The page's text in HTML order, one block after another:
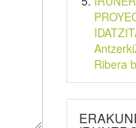
Ribera